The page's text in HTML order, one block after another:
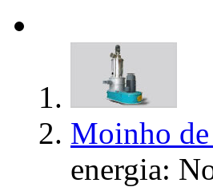
Moinho
energia: